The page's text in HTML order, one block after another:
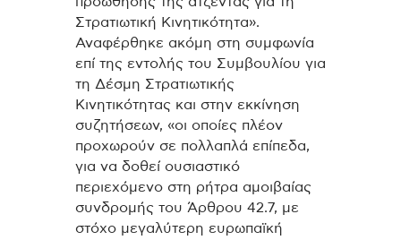
Στρατιωτική Κινητικότητα».
Αναφέρθηκε ακόμη στη συμφωνία
επί της εντολής του Συμβουλίου για
τη Δέσμη Στρατιωτικής
Κινητικότητας και στην εκκίνηση
συζητήσεων, «οι οποίες πλέον
προχωρούν σε πολλαπλά επίπεδα,
για να δοθεί ουσιαστικό
περιεχόμενο στη ρήτρα αμοιβαίας
συνδρομής του Άρθρου 42.7, με
στόχο μεγαλύτερη ευρωπαϊκή